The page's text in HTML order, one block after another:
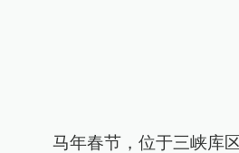
马年春节，位于三峡库